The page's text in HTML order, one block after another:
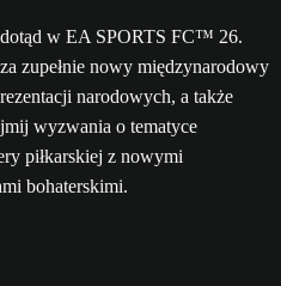
w EA SPORTS FC™ 26.
zupełnie nowy międzynarodowy
narodowych, a także
wyzwania o tematyce
piłkarskiej z nowymi
bohaterskimi.